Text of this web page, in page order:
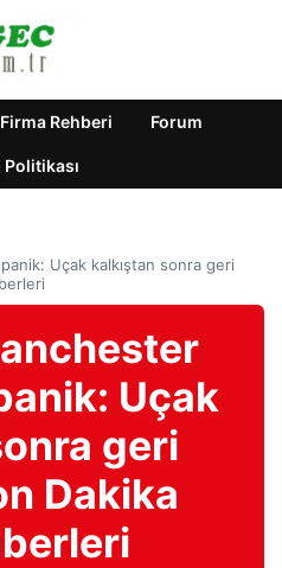
Firma Rehberi Forum
Politikası
Uçak kalkıştan sonra geri
Uçak
geri
Dakika